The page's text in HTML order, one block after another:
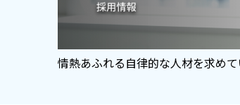
情熱あふれる自律的な人材を求めて